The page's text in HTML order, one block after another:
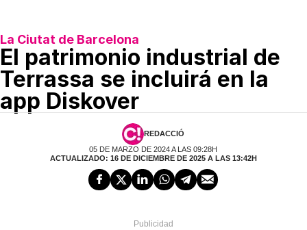
La Ciutat de Barcelona
El patrimonio industrial de
Terrassa se incluirá en la
app Diskover
REDACCIÓ
05 DE MARZO DE 2024 A LAS 09:28H
ACTUALIZADO: 16 DE DICIEMBRE DE 2025 A LAS 13:42H